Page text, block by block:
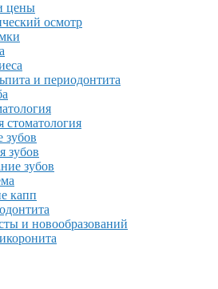
цены
осмотр
и периодонтита
стоматология
зубов
зубов
зубов
капп
и новообразований